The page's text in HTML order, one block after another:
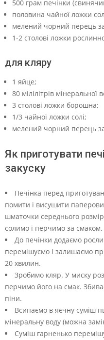
500 грам печінки
половина чайної ложки
мелений чорний перець
1-2 столові ложки
для кляру
1 яйце;
80 мілілітрів мінеральної
3 столові ложки борошна;
1/3 чайної ложки солі;
мелений чорний перець
Як приготувати
закуску
Печінка перед
помити і висушити
шматочки середнього
солимо і перчимо за смаком.
До печінки додаємо
перемішуємо і залишаємо
20 хвилин.
Зробимо кляр. У миску
перчимо його на смак.
піни.
Всипаємо в яєчну суміш
мінеральну воду (можна
Суміш гарненько